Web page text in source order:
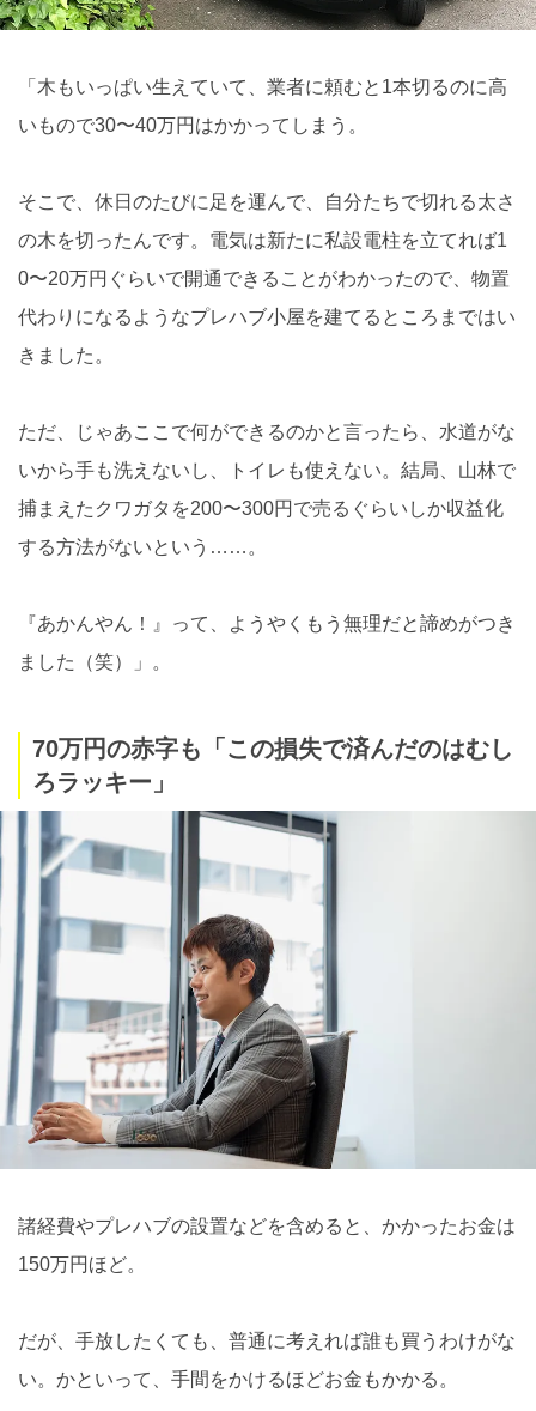
「木もいっぱい生えていて、業者に頼むと1本切るのに高
いもので30〜40万円はかかってしまう。
そこで、休日のたびに足を運んで、自分たちで切れる太さ
の木を切ったんです。電気は新たに私設電柱を立てれば1
0〜20万円ぐらいで開通できることがわかったので、物置
代わりになるようなプレハブ小屋を建てるところまではい
きました。
ただ、じゃあここで何ができるのかと言ったら、水道がな
いから手も洗えないし、トイレも使えない。結局、山林で
捕まえたクワガタを200〜300円で売るぐらいしか収益化
する方法がないという……。
『あかんやん！』って、ようやくもう無理だと諦めがつき
ました（笑）」。
70万円の赤字も「この損失で済んだのはむし
ろラッキー」
諸経費やプレハブの設置などを含めると、かかったお金は
150万円ほど。
だが、手放したくても、普通に考えれば誰も買うわけがな
い。かといって、手間をかけるほどお金もかかる。